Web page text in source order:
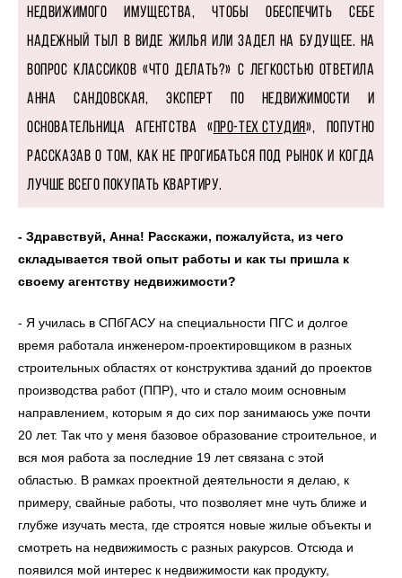
недвижимого имущества, чтобы обеспечить себе
надежный тыл в виде жилья или задел на будущее. На
вопрос классиков «что делать?» с легкостью ответила
Анна Сандовская, эксперт по недвижимости и
основательница агентства «Про-Тех студия», попутно
рассказав о том, как не прогибаться под рынок и когда
лучше всего покупать квартиру.
- Здравствуй, Анна! Расскажи, пожалуйста, из чего
складывается твой опыт работы и как ты пришла к
своему агентству недвижимости?
- Я училась в СПбГАСУ на специальности ПГС и долгое
время работала инженером-проектировщиком в разных
строительных областях от конструктива зданий до проектов
производства работ (ППР), что и стало моим основным
направлением, которым я до сих пор занимаюсь уже почти
20 лет. Так что у меня базовое образование строительное, и
вся моя работа за последние 19 лет связана с этой
областью. В рамках проектной деятельности я делаю, к
примеру, свайные работы, что позволяет мне чуть ближе и
глубже изучать места, где строятся новые жилые объекты и
смотреть на недвижимость с разных ракурсов. Отсюда и
появился мой интерес к недвижимости как продукту,